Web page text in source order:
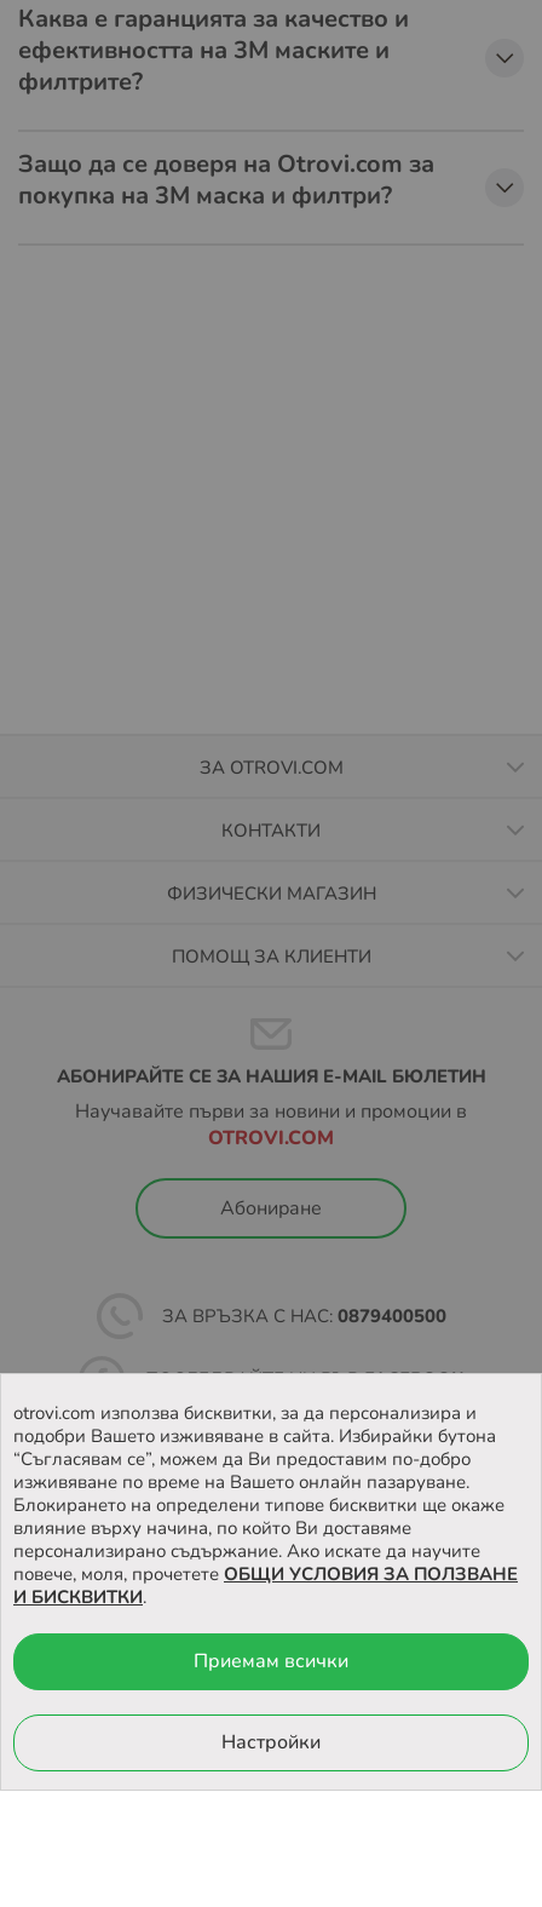
Каква е гаранцията за качество и
ефективността на 3M маските и
филтрите?
Защо да се доверя на Otrovi.com за
покупка на 3М маска и филтри?
ЗА OTROVI.COM
КОНТАКТИ
ФИЗИЧЕСКИ МАГАЗИН
ПОМОЩ ЗА КЛИЕНТИ
АБОНИРАЙТЕ СЕ ЗА НАШИЯ E-MAIL БЮЛЕТИН
Научавайте първи за новини и промоции в
OTROVI.COM
Абониране
ЗА ВРЪЗКА С НАС: 0879400500
ПОСЛЕДВАЙТЕ НИ ВЪВFACEBOOK
НАМЕРЕТЕ НАШИЯТ МАГАЗИН
© 2026 Otrovi.com. Всички права запазени ™ |Карта на сайта
Онлайн магазин
otrovi.com използва бисквитки, за да персонализира и
подобри Вашето изживяване в сайта. Избирайки бутона
“Съгласявам се”, можем да Ви предоставим по-добро
изживяване по време на Вашето онлайн пазаруване.
Блокирането на определени типове бисквитки ще окаже
влияние върху начина, по който Ви доставяме
персонализирано съдържание. Ако искате да научите
повече, моля, прочетете ОБЩИ УСЛОВИЯ ЗА ПОЛЗВАНЕ
И БИСКВИТКИ.
Приемам всички
Настройки